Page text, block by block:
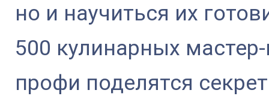
но и научиться их
500 кулинарных
профи поделятся